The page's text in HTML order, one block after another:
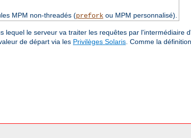
MPM non-threadés (preforkou MPM personnalisé).
lequel le serveur va traiter les requêtes par l'intermédiaire
de départ via les Privilèges Solaris . Comme la